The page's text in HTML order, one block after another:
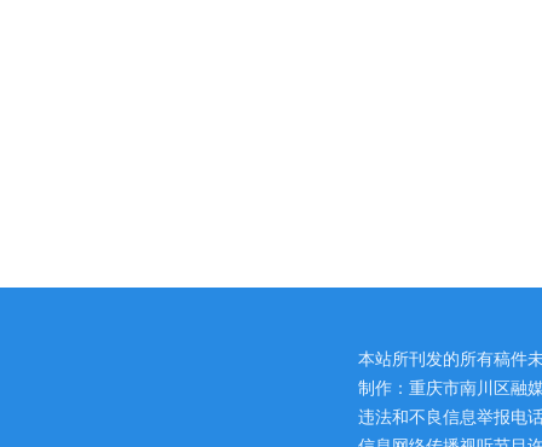
本站所刊发的所有稿件
制作：重庆市南川区融
违法和不良信息举报电